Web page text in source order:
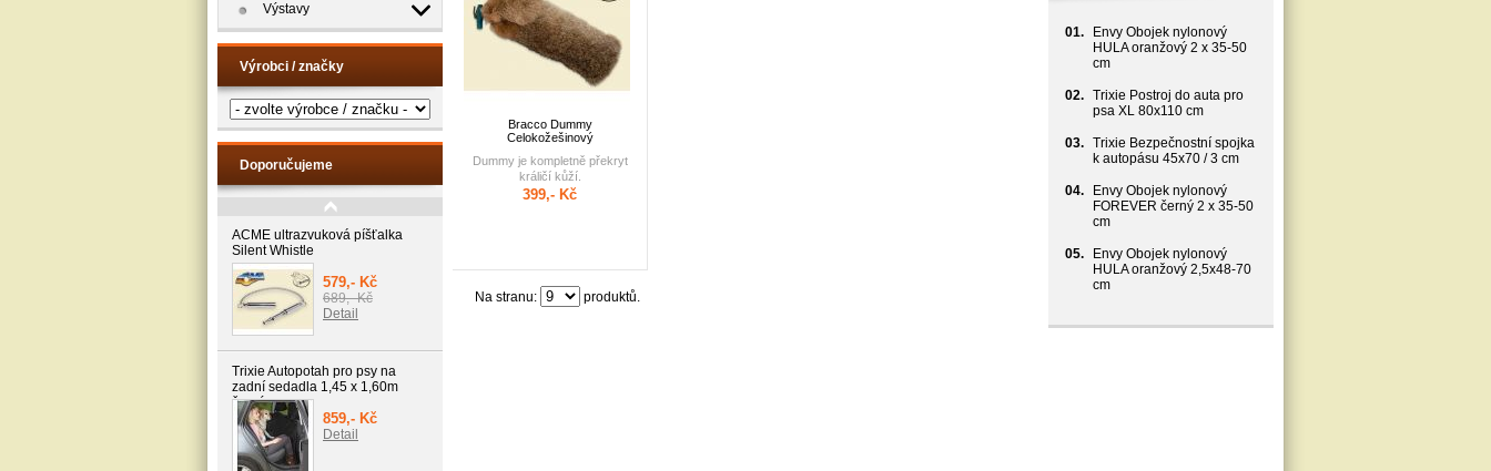
Výstavy
Výrobci / značky
Doporučujeme
ACME ultrazvuková píšťalka
Silent Whistle
579,- Kč
689,- Kč
Detail
Trixie Autopotah pro psy na
zadní sedadla 1,45 x 1,60m
černý
859,- Kč
Detail
Bracco Dummy
Celokožešinový
Dummy je kompletně překryt
králičí kůží.
399,- Kč
Na stranu: produktů.
01.
Envy Obojek nylonový
HULA oranžový 2 x 35-50
cm
02. Trixie Postroj do auta pro
psa XL 80x110 cm
03. Trixie Bezpečnostní spojka
k autopásu 45x70 / 3 cm
04.
Envy Obojek nylonový
FOREVER černý 2 x 35-50
cm
05.
Envy Obojek nylonový
HULA oranžový 2,5x48-70
cm